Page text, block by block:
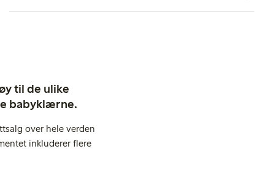
til de ulike
babyklærne.
over hele verden
inkluderer flere